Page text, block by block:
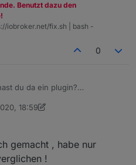
Benutzt dazu den
iobroker.net/fix.sh | bash -
0
du da ein plugin?
18:59
4. Juli 2020, 21:01
gemacht , habe nur
!